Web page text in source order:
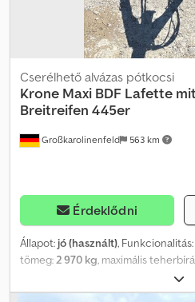
Großkarolinenfeld 563 km
Cserélhető alvázas pótkocsi
Krone Maxi BDF Lafette mit
Breitreifen 445er
Érdeklődni
Állapot: jó (használt), Funkcionalitás:
tömeg:2 970 kg, maximális
2
helyezés:09/2019, következő vizsga